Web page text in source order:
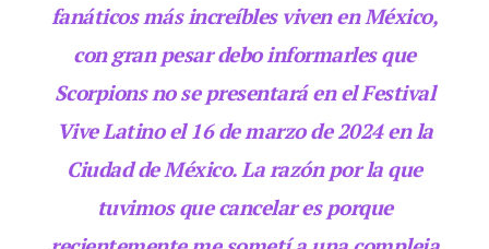
fanáticos más increíbles viven en México,
con gran pesar debo informarles que
Scorpions no se presentará en el Festival
Vive Latino el 16 de marzo de 2024 en la
Ciudad de México. La razón por la que
tuvimos que cancelar es porque